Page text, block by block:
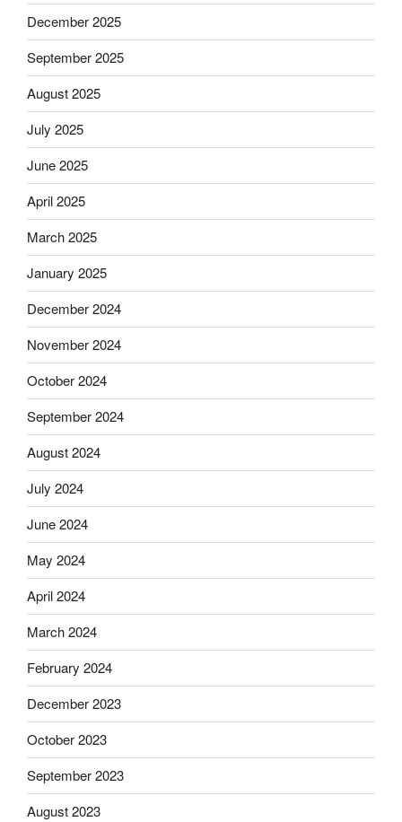
December 2025
September 2025
August 2025
July 2025
June 2025
April 2025
March 2025
January 2025
December 2024
November 2024
October 2024
September 2024
August 2024
July 2024
June 2024
May 2024
April 2024
March 2024
February 2024
December 2023
October 2023
September 2023
August 2023